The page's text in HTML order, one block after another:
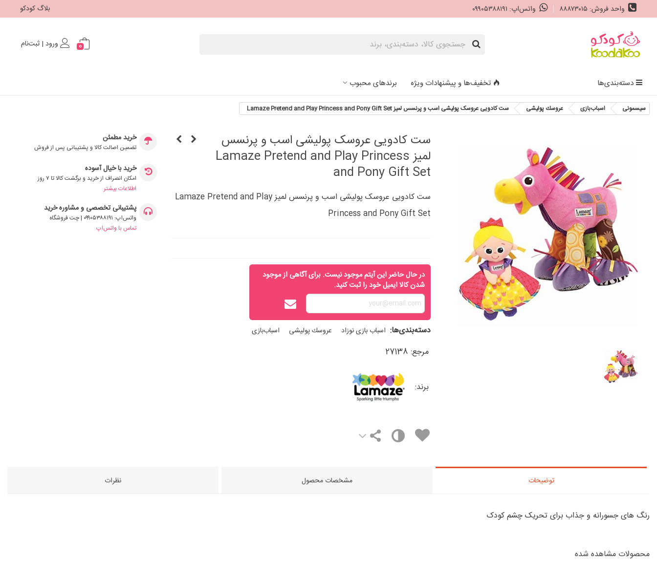
واحد فروش: ۸۸۸۷۳۰۱۵ واتس‌اپ: ۰۹۹۰۵۳۸۸۱۹۱ بلاگ کودکو
0 ورود | ثبت‌نام
دسته‌بندی‌ها تخفیف‌ها و پیشنهادات ویژه برندهای محبوب
سیسمونی اسباب‌بازی عروسك پوليشی ست کادویی عروسک پولیشی اسب و پرنسس لمیز Lamaze Pretend and Play Princess and Pony Gift Set
ست کادویی عروسک پولیشی اسب و پرنسس
لمیز Lamaze Pretend and Play Princess
and Pony Gift Set
ست کادویی عروسک پولیشی اسب و پرنسس لمیز Lamaze Pretend and Play
Princess and Pony Gift Set
در حال حاضر این آیتم موجود نیست. برای آگاهی از موجود
شدن کالا ایمیل خود را ثبت کنید.
دسته‌بندی‌ها: اسباب‌ بازی نوزاد عروسك پوليشی اسباب‌بازی
مرجع: 27138
برند:
خرید مطمئن
تضمین اصالت کالا و پشتیبانی پس از فروش
خرید با خیال آسوده
امکان انصراف از خرید و برگشت کالا تا ۷ روز
اطلاعات بیشتر
پشتیبانی تخصصی و مشاوره خرید
واتس‌اپ: ۰۹۹۰۵۳۸۸۱۹۱ | چت فروشگاه
تماس با واتس‌اپ
توضیحات مشخصات محصول نظرات
رنگ های جسورانه و جذاب برای تحریک چشم کودک
محصولات مشاهده شده